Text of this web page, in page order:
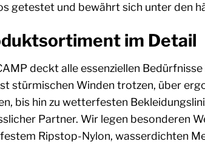
getestet und bewährt sich unter den
im Detail
deckt alle essenziellen
stürmischen Winden trotzen, über
bis hin zu wetterfesten
Partner. Wir legen besonderen
Ripstop-Nylon, wasserdichten